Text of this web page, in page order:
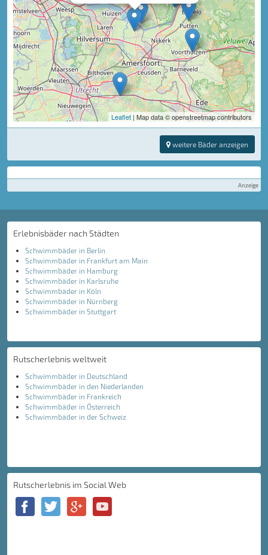
Leaflet | Map data © openstreetmap contributors
weitere Bäder anzeigen
Anzeige
Erlebnisbäder nach Städten
Schwimmbäder in Berlin
Schwimmbäder in Frankfurt am Main
Schwimmbäder in Hamburg
Schwimmbäder in Karlsruhe
Schwimmbäder in Köln
Schwimmbäder in Nürnberg
Schwimmbäder in Stuttgart
Rutscherlebnis weltweit
Schwimmbäder in Deutschland
Schwimmbäder in den Niederlanden
Schwimmbäder in Frankreich
Schwimmbäder in Österreich
Schwimmbäder in der Schweiz
Rutscherlebnis im Social Web